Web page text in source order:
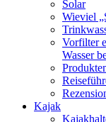
Solar
Wieviel
Vorfilter
Wasser
Kajak